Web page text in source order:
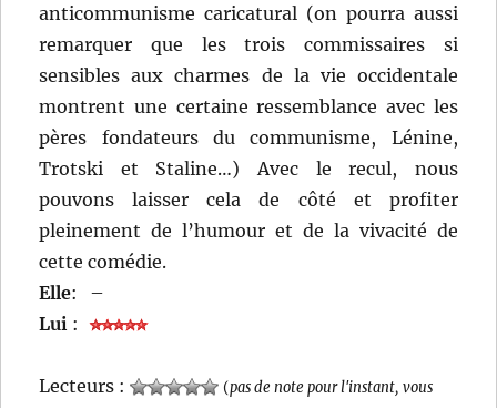
anticommunisme caricatural (on pourra aussi
remarquer que les trois commissaires si
sensibles aux charmes de la vie occidentale
montrent une certaine ressemblance avec les
pères fondateurs du communisme, Lénine,
Trotski et Staline…) Avec le recul, nous
pouvons laisser cela de côté et profiter
pleinement de l’humour et de la vivacité de
cette comédie.
Elle:
–
Lui :
Lecteurs : (pas de note pour l'instant, vous